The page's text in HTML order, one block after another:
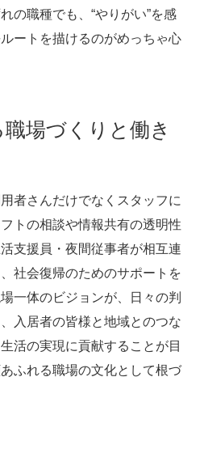
の職種でも、“やりがい”を感
ートを描けるのがめっちゃ心
場づくりと働き
者さんだけでなくスタッフに
トの相談や情報共有の透明性
支援員・夜間従事者が相互連
社会復帰のためのサポートを
一体のビジョンが、日々の判
入居者の皆様と地域とのつな
活の実現に貢献することが目
ふれる職場の文化として根づ